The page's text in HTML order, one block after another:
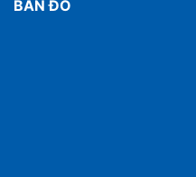
BẢN ĐỒ